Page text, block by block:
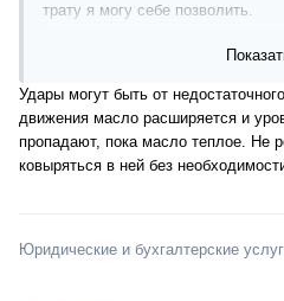
трату я могу себе позволить.
Что не устраивает в коробке...
встало ничего.
НО.
1. Время от времени утром,
удары при перекличении
послезавтра... эти толчки могут
Удары могут быть от
движения масло расширяется и
пропадают, пока масло теплое. Не
ковыряться в ней без
Юридические и бухгалтерские